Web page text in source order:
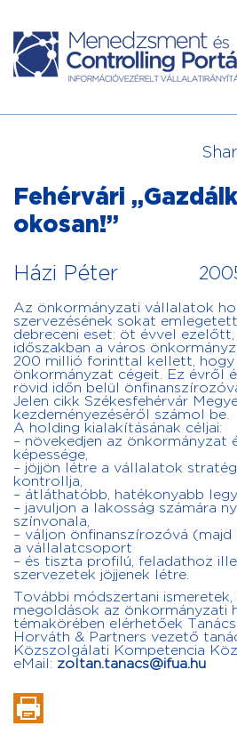
Fehérvári
okosan!”
Házi Péter
Az önkormányzati vállalatok
szervezésének sokat
debreceni eset: öt évvel
időszakban a város
200 millió forinttal kellett, hogy
önkormányzat cégeit. Ez évről
rövid időn belül
Jelen cikk Székesfehérvár
kezdeményezéséről számol be.
A holding kialakításának céljai:
– növekedjen az önkormányzat
képessége,
– jöjjön létre a vállalatok
kontrollja,
– átláthatóbb, hatékonyabb
– javuljon a lakosság számára
színvonala,
– váljon önfinanszírozóvá
a vállalatcsoport
– és tiszta profilú, feladathoz
szervezetek jöjjenek létre.
További módszertani
megoldások az önkormányzati
témakörében elérhetőek
Horváth & Partners vezető
Közszolgálati Kompetencia
eMail: zoltan.tanacs@ifua.hu